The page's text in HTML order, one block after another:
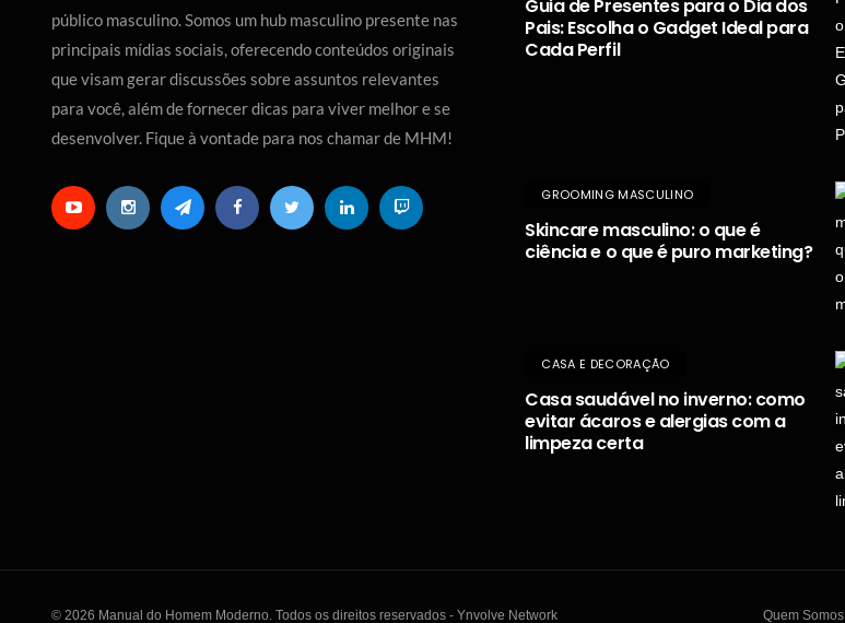
público masculino. Somos um hub masculino presente nas
principais mídias sociais, oferecendo conteúdos originais
que visam gerar discussões sobre assuntos relevantes
para você, além de fornecer dicas para viver melhor e se
desenvolver. Fique à vontade para nos chamar de MHM!
Guia de Presentes para o Dia dos
Pais: Escolha o Gadget Ideal para
Cada Perfil
GROOMING MASCULINO
Skincare masculino: o que é
ciência e o que é puro marketing?
CASA E DECORAÇÃO
Casa saudável no inverno: como
evitar ácaros e alergias com a
limpeza certa
© 2026 Manual do Homem Moderno. Todos os direitos reservados - Ynvolve Network Quem Somos